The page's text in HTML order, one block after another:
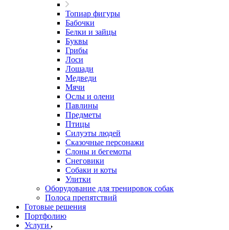
Топиар фигуры
Бабочки
Белки и зайцы
Буквы
Грибы
Лоси
Лошади
Медведи
Мячи
Ослы и олени
Павлины
Предметы
Птицы
Силуэты людей
Сказочные персонажи
Слоны и бегемоты
Снеговики
Собаки и коты
Улитки
Оборудование для тренировок собак
Полоса препятствий
Готовые решения
Портфолию
Услуги